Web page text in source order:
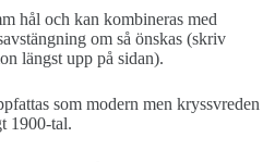
hål och kan kombineras med
om så önskas (skriv
längst upp på sidan).
som modern men kryssvreden
1900-tal.